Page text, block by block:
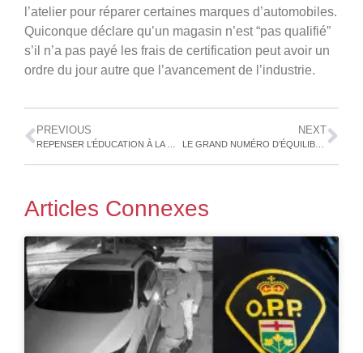
l’atelier pour réparer certaines marques d’automobiles.
Quiconque déclare qu’un magasin n’est “pas qualifié”
s’il n’a pas payé les frais de certification peut avoir un
ordre du jour autre que l’avancement de l’industrie.
PREVIOUS NEXT
LE GRAND NUMÉRO D’ÉQUILIBRISTE
Articles Connexes